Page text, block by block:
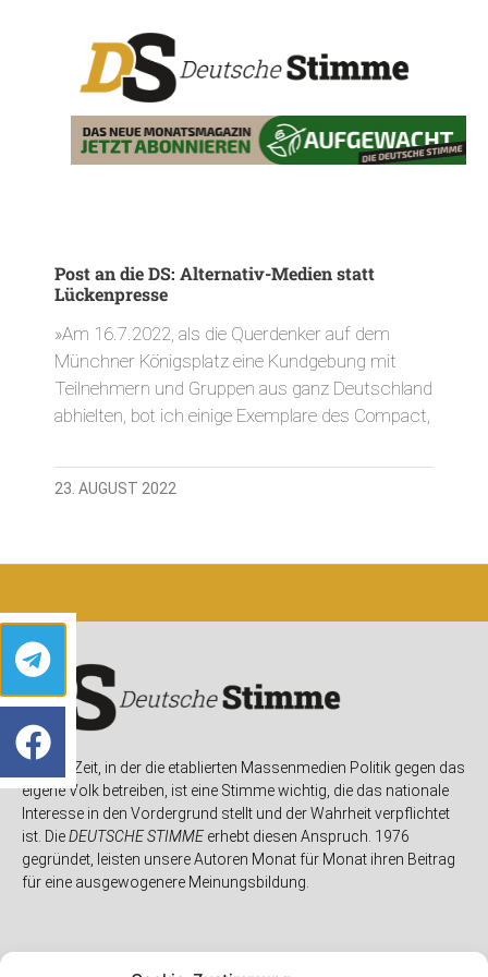
Post an die DS: Alternativ-Medien statt
Lückenpresse
»Am 16.7.2022, als die Querdenker auf dem
Münchner Königsplatz eine Kundgebung mit
Teilnehmern und Gruppen aus ganz Deutschland
abhielten, bot ich einige Exemplare des Compact,
23. AUGUST 2022
In einer Zeit, in der die etablierten Massenmedien Politik gegen das
eigene Volk betreiben, ist eine Stimme wichtig, die das nationale
Interesse in den Vordergrund stellt und der Wahrheit verpflichtet
ist. DieDEUTSCHE STIMMEerhebt diesen Anspruch. 1976
gegründet, leisten unsere Autoren Monat für Monat ihren Beitrag
für eine ausgewogenere Meinungsbildung.